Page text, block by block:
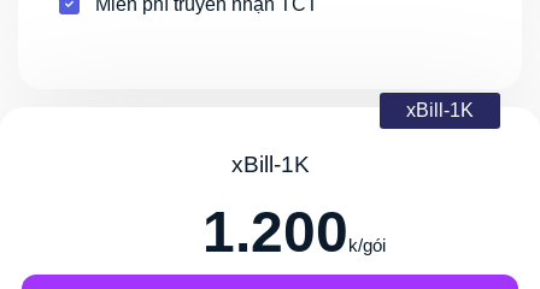
Miễn phí truyền nhận TCT
xBill-1K
xBill-1K
1.200k/gói